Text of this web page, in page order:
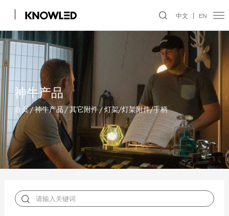
中文 EN
神牛产品
首页/神牛产品/其它附件/灯架/灯架附件/手柄